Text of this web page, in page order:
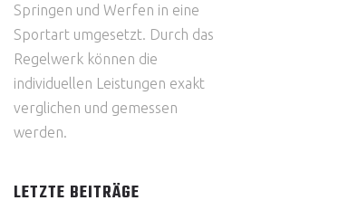
Springen und Werfen in eine
Sportart umgesetzt. Durch das
Regelwerk können die
individuellen Leistungen exakt
verglichen und gemessen
werden.
LETZTE BEITRÄGE